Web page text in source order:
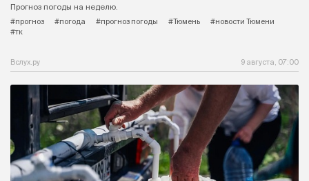
Прогноз погоды на неделю.
#прогноз
#погода #прогноз погоды #Тюмень
#новости Тюмени
#тк
Вслух.ру 9 августа, 07:00